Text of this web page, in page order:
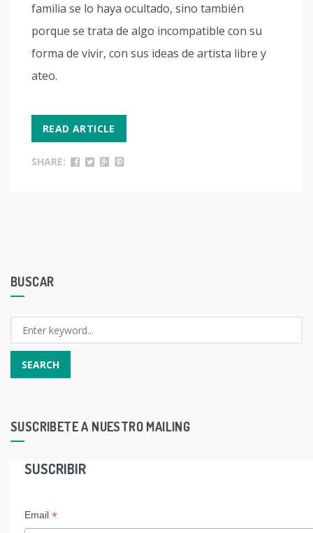
familia se lo haya ocultado, sino también
porque se trata de algo incompatible con su
forma de vivir, con sus ideas de artista libre y
ateo.
READ ARTICLE
SHARE:
BUSCAR
SUSCRIBETE A NUESTRO MAILING
SUSCRIBIR
Email *